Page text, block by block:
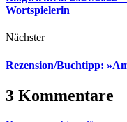
Wortspielerin
Nächster
Rezension/Buchtipp:
3 Kommentare